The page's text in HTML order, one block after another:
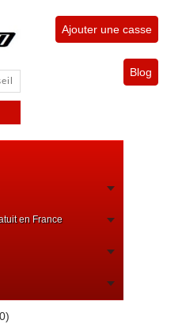
Ajouter une casse
Blog
en France